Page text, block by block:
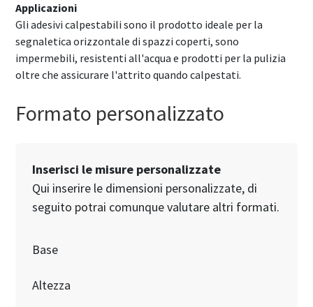
Applicazioni
Gli adesivi calpestabili sono il prodotto ideale per la
segnaletica orizzontale di spazzi coperti, sono
impermebili, resistenti all'acqua e prodotti per la pulizia
oltre che assicurare l'attrito quando calpestati.
Formato personalizzato
Inserisci le misure personalizzate
Qui inserire le dimensioni personalizzate, di
seguito potrai comunque valutare altri formati.
Base
Altezza